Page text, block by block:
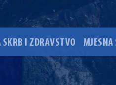
SKRB I ZDRAVSTVO